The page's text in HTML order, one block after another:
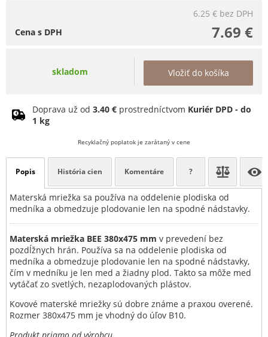
6.25 € bez DPH
7.69 €
Cena s DPH
skladom Vložiť do košíka
Doprava už od 3.40 € prostredníctvom Kuriér DPD - do
1 kg
Recyklačný poplatok je zarátaný v cene
Popis História cien Komentáre ?
Materská mriežka sa používa na oddelenie plodiska od
medníka a obmedzuje plodovanie len na spodné nádstavky.
Materská mriežka BEE 380x475 mm v prevedení bez
pozdĺžnych hrán. Používa sa na oddelenie plodiska od
medníka a obmedzuje plodovanie len na spodné nádstavky,
čím v medníku je len med a žiadny plod. Takto sa môže med
vytáčať zo svetlých, nezaplodovaných plástov.
Kovové materské mriežky sú dobre známe a praxou overené.
Rozmer 380x475 mm je vhodný do úľov B10.